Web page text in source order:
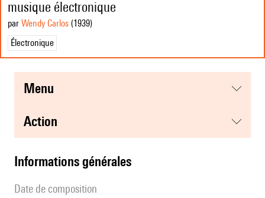
musique électronique
par Wendy Carlos (1939)
Électronique
menu
action
informations générales
date de composition